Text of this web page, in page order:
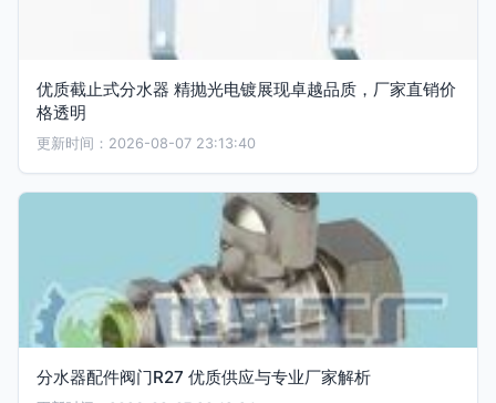
优质截止式分水器 精抛光电镀展现卓越品质，厂家直销价
格透明
更新时间：2026-08-07 23:13:40
分水器配件阀门R27 优质供应与专业厂家解析